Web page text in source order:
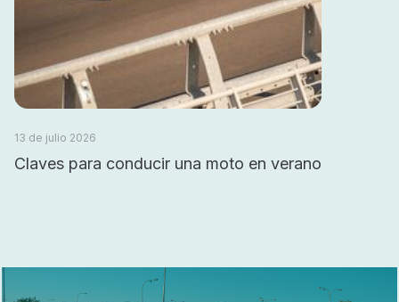
13 de julio 2026
Claves para conducir una moto en verano